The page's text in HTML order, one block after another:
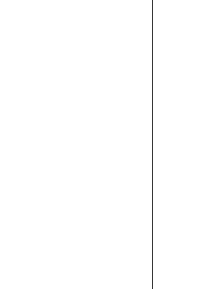
とAmazonか...
所を襲撃...
史緒里と中村麗...
？」
1週間もしないう...
ｗｗｗｗ